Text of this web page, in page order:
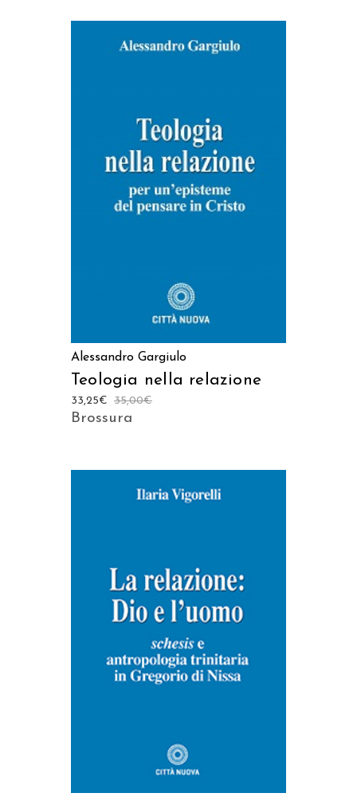
AGGIUNGI AL CARRELLO
Alessandro Gargiulo
Teologia nella relazione
35,00€
33,25€
Brossura